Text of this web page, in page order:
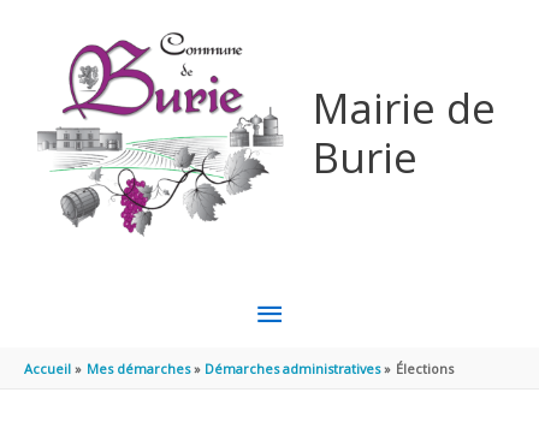
Mairie de
Burie
MENU
PRINCIPAL
Accueil Mes démarches Démarches administratives Élections